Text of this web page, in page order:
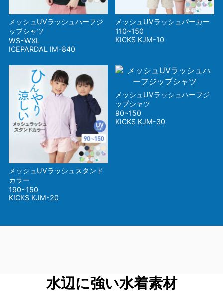
メッシュUVラッシュハーフジ
ップシャツ
WS~WXL
ICEPARDAL IM-840
メッシュUVラッシュパーカー
110~150
KICKS KJM-10
メッシュUVラッシュスタンド
カラー
190~150
KICKS KJM-20
メッシュUVラッシュハーフジ
ップシャツ
90~150
KICKS KJM-30
水辺に強い水着素材